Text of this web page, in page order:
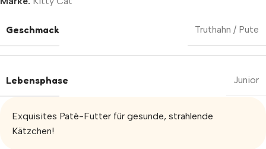
Geschmack Truthahn / Pute
Lebensphase Junior
Exquisites Paté-Futter für gesunde, strahlende
Kätzchen!